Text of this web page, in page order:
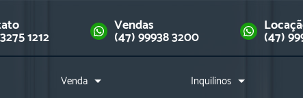
1212
Vendas
(47) 99938 3200 (47)
Venda Inquilinos